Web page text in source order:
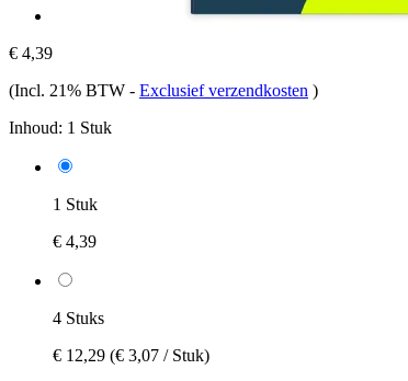
€ 4,39
(Incl. 21% BTW - Exclusief verzendkosten )
Inhoud: 1 Stuk
1 Stuk
€ 4,39
4 Stuks
€ 12,29 (€ 3,07 / Stuk)